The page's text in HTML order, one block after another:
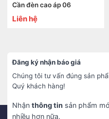
Cần đèn cao áp 06
Liên hệ
Đăng ký nhận báo giá
Chúng tôi tư vấn đúng sản
Quý khách hàng!
Nhận thông tin sản phẩm
nhiều hơn nữa.